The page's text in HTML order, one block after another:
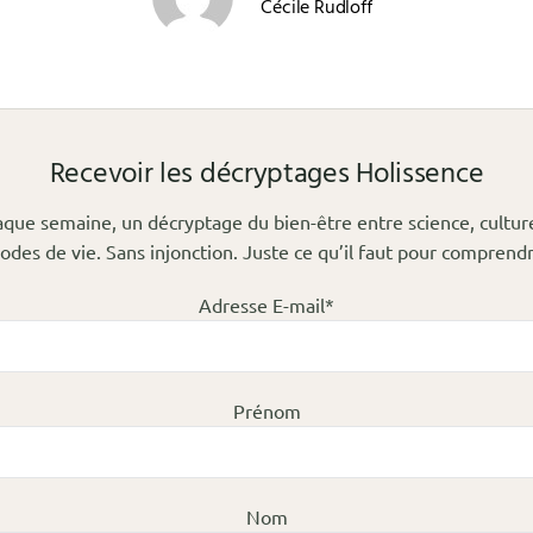
Cécile Rudloff
Recevoir les décryptages Holissence
semaine, un décryptage du bien-être entre science,
de vie. Sans injonction. Juste ce qu’il faut pour
Adresse E-mail*
Prénom
Nom